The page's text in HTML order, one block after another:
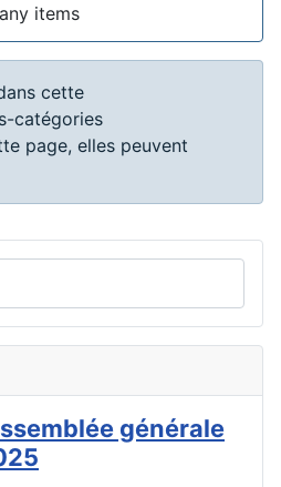
items
cette
catégories
page, elles peuvent
générale